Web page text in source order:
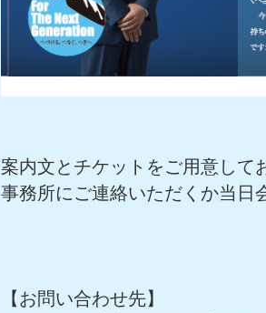
案内文とチケットをご用意して
事務所にご連絡いただくか当日
【お問い合わせ先】